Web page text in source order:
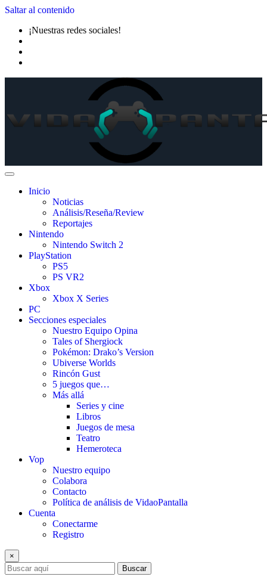
Saltar al contenido
¡Nuestras redes sociales!
Inicio
Noticias
Análisis/Reseña/Review
Reportajes
Nintendo
Nintendo Switch 2
PlayStation
PS5
PS VR2
Xbox
Xbox X Series
PC
Secciones especiales
Nuestro Equipo Opina
Tales of Shergiock
Pokémon: Drako’s Version
Ubiverse Worlds
Rincón Gust
5 juegos que…
Más allá
Series y cine
Libros
Juegos de mesa
Teatro
Hemeroteca
Vop
Nuestro equipo
Colabora
Contacto
Política de análisis de VidaoPantalla
Cuenta
Conectarme
Registro
×
Buscar